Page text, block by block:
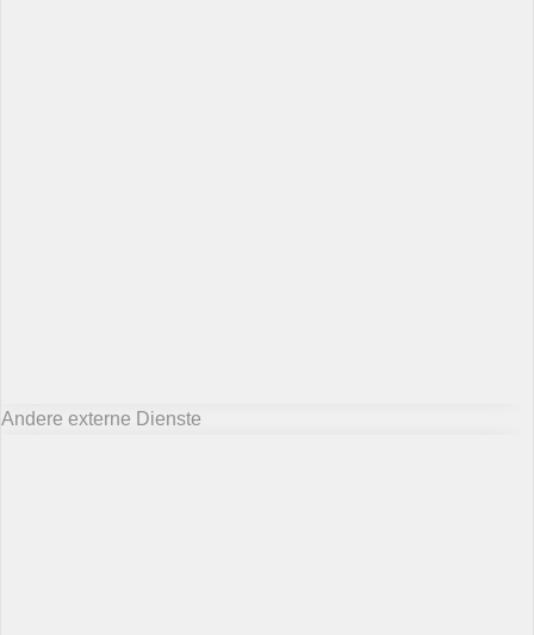
Andere externe Dienste